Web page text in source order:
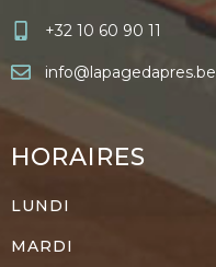
+32 10 60 90 11
info@lapagedapres.be
HORAIRES
LUNDI
MARDI